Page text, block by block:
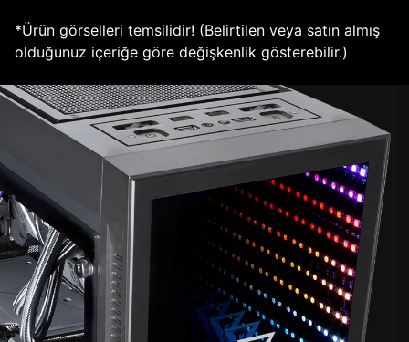
*Ürün görselleri temsilidir! (Belirtilen veya satın almış
olduğunuz içeriğe göre değişkenlik gösterebilir.)